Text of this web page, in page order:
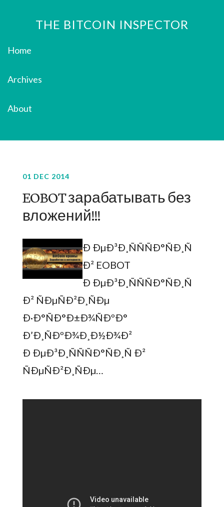
THE BITCOIN INSPECTOR
Home
Archives
About
01 DEC 2014
EOBOT зарабатывать без
вложений!!!
Ð ÐµÐ³Ð¸ÑÑÑÐ°ÑÐ¸Ñ
Ð² EOBOT
Ð ÐµÐ³Ð¸ÑÑÑÐ°ÑÐ¸Ñ
Ð² ÑÐµÑÐ²Ð¸ÑÐµ
Ð·Ð°ÑÐ°Ð±Ð¾ÑÐºÐ°
Ð’Ð¸ÑÐºÐ¾Ð¸Ð½Ð¾Ð²
Ð ÐµÐ³Ð¸ÑÑÑÐ°ÑÐ¸Ñ Ð²
ÑÐµÑÐ²Ð¸ÑÐµ…